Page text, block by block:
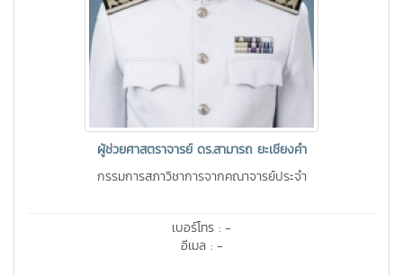
ผู้ช่วยศาสตราจารย์ ดร.สามารถ ยะเชียงคำ
กรรมการสภาวิชาการจากคณาจารย์ประจำ
เบอร์โทร : -
อีเมล : -